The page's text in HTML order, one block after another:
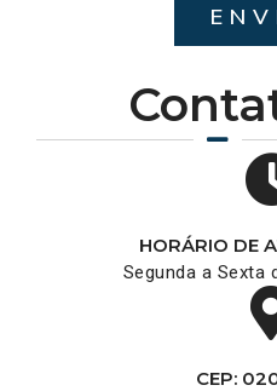
HORÁRIO DE
Segunda a Sexta
CEP: